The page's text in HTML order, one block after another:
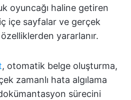
oyuncağı haline getiren
içe sayfalar ve gerçek
yararlanır.
, otomatik belge oluşturma,
zamanlı hata algılama
sürecini